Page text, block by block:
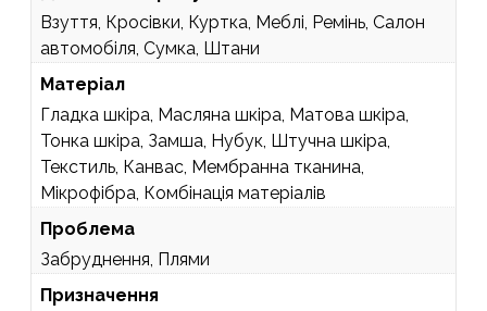
Взуття, Кросівки, Куртка, Меблі, Ремінь, Салон
автомобіля, Сумка, Штани
Матеріал
Гладка шкіра, Масляна шкіра, Матова шкіра,
Тонка шкіра, Замша, Нубук, Штучна шкіра,
Текстиль, Канвас, Мембранна тканина,
Мікрофібра, Комбінація матеріалів
Проблема
Забруднення, Плями
Призначення